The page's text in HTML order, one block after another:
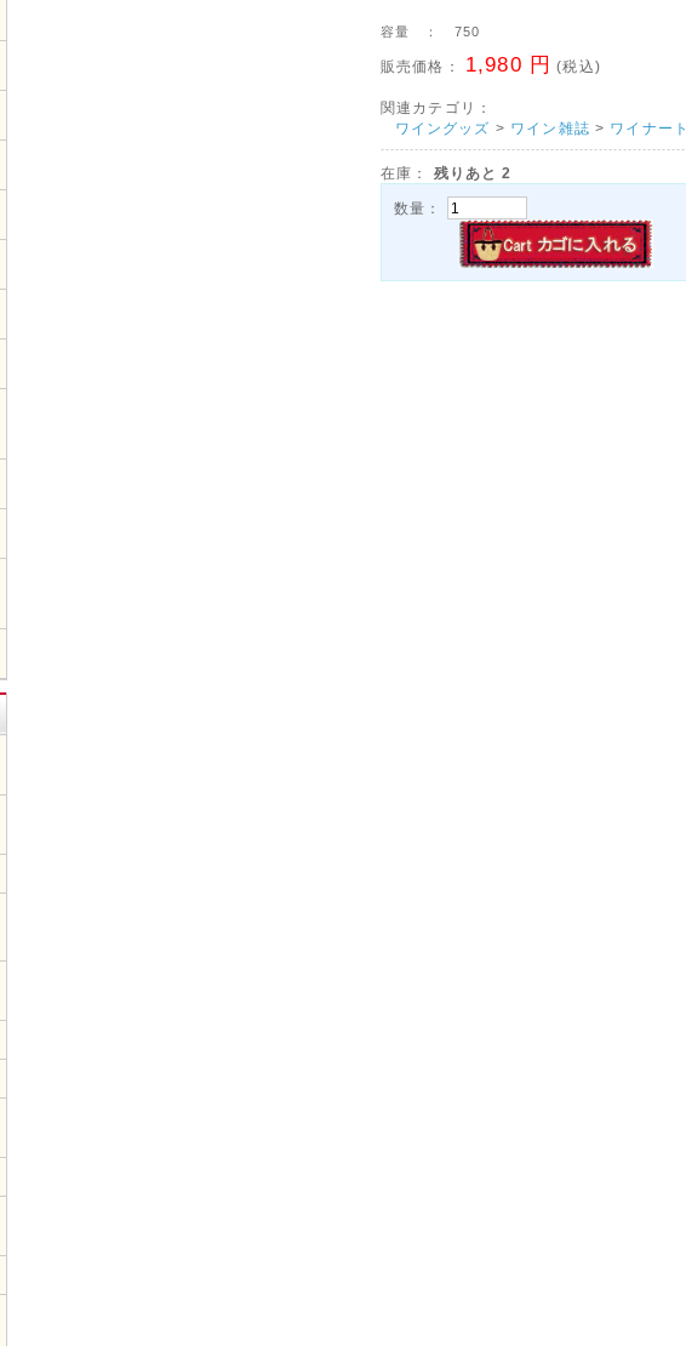
容量 ： 750
販売価格： 1,980 円 (税込)
関連カテゴリ：
ワイングッズ > ワイン雑誌 > ワイナート
在庫： 残りあと 2
数量：